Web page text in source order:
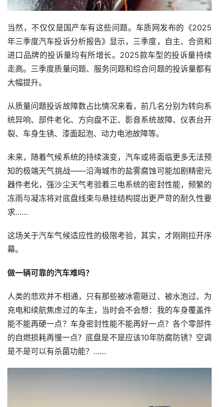
当然，不仅仅是国产车有这些问题。车质网发布的《2025
年三季度汽车投诉分析报告》显示，三季度，自主、合资和
进口品牌的投诉量均有所增长。2025款车型的投诉量持续
走高。三季度质量问题、服务问题和综合问题的投诉量都有
大幅提升。
从质量问题投诉故障数占比情况来看，前几名分别为转向系
统异响、部件老化、方向盘不正、影音系统故障、仪表台开
裂、车身生锈、漆面起泡、动力电池故障等。
未来，随着气候系统的持续演变，汽车或将面临更多无法预
知的极端天气挑战——沿海城市的盐雾腐蚀可能加剧精密元
器件老化，强沙尘天气考验着三电系统的密封性能，频繁的
冻雨与凝冻将对底盘线束与悬挂结构提出更严苛的耐久性要
求……
这场关于汽车气候适应性的极限考验，其实，才刚刚拉开序
幕。
做一辆可靠的汽车难吗？
人类的悲欢并不相通，只有那些被冰雹砸过、被水泡过、为
充电和续航焦虑过的车主，当时会不会想：我的车身覆盖件
能不能再硬一点？车身密封性能不能再好一点？各个零部件
的自燃损耗再慢一点？底盘是不是应该10年防腐防锈？空调
是不是可以有杀菌功能？……